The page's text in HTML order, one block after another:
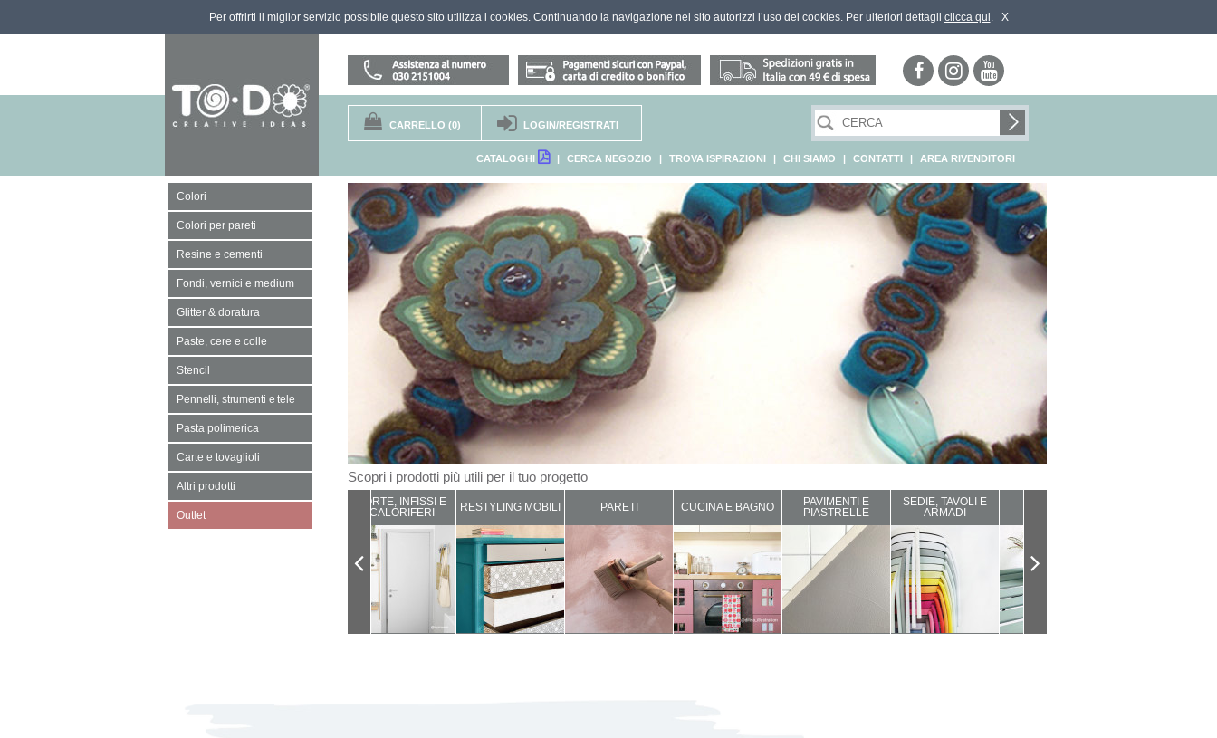
Per offrirti il miglior servizio possibile questo sito utilizza i cookies. Continuando la navigazione nel sito autorizzi l’uso dei cookies. Per ulteriori dettagli clicca qui. X
CARRELLO (0) LOGIN/REGISTRATI
CATALOGHI | CERCA NEGOZIO | TROVA ISPIRAZIONI | CHI SIAMO | CONTATTI | AREA RIVENDITORI
Colori
Colori per pareti
Resine e cementi
Fondi, vernici e medium
Glitter & doratura
Paste, cere e colle
Stencil
Pennelli, strumenti e tele
Pasta polimerica
Carte e tovaglioli
Altri prodotti
Outlet
Scopri i prodotti più utili per il tuo progetto
PORTE, INFISSI E
CALORIFERI
RESTYLING MOBILI PARETI CUCINA E BAGNO
PAVIMENTI E
PIASTRELLE
SEDIE, TAVOLI E
ARMADI